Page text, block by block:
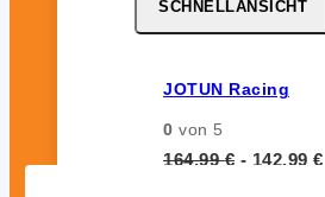
SCHNELLANSICHT
JOTUN Racing
0 von 5
164,99€ - 142,99 €